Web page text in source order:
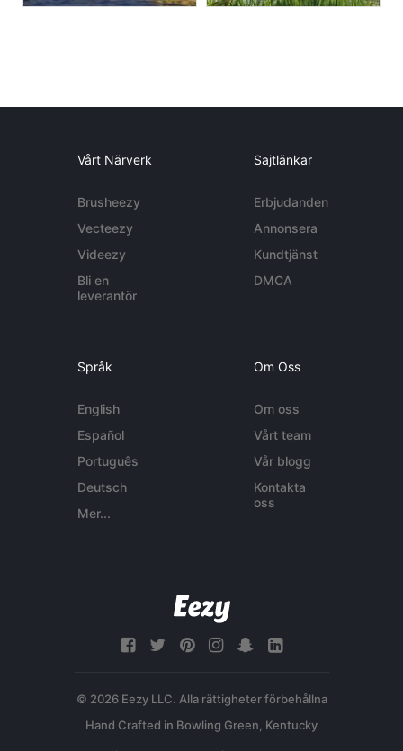
Vårt Närverk
Brusheezy
Vecteezy
Videezy
Bli en
leverantör
Sajtlänkar
Erbjudanden
Annonsera
Kundtjänst
DMCA
Språk
English
Español
Português
Deutsch
Mer...
Om Oss
Om oss
Vårt team
Vår blogg
Kontakta
oss
© 2026 Eezy LLC. Alla rättigheter förbehållna